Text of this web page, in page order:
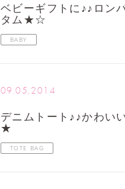
ベビーギフトに♪♪ロン
タム★☆
BABY
09.05,2014
デニムトート♪♪かわい
★
TOTE BAG